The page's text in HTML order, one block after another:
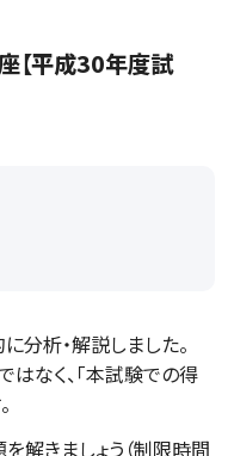
【平成30年度試
分析・解説しました。
はなく、「本試験での得
解きましょう（制限時間